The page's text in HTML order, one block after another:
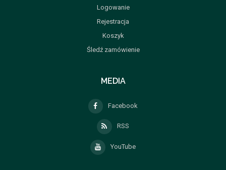
Logowanie
Rejestracja
Koszyk
Śledź zamówienie
MEDIA
Facebook
RSS
YouTube